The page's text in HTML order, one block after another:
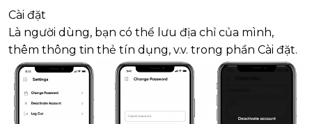
Cài đặt
Là người dùng, bạn có thể lưu địa chỉ của mình,
thêm thông tin thẻ tín dụng, v.v. trong phần Cài đặt.